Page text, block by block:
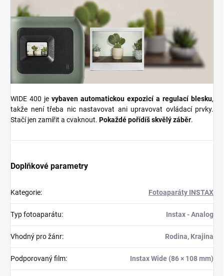
WIDE 400 je vybaven automatickou expozicí a regulací blesku,
takže není třeba nic nastavovat ani upravovat ovládací prvky.
Stačí jen zamířit a cvaknout. Pokaždé pořídíš skvělý záběr.
Doplňkové parametry
Kategorie: Fotoaparáty INSTAX
Typ fotoaparátu: Instax - Analog
Vhodný pro žánr: Rodina, Krajina
Podporovaný film: Instax Wide (86 × 108 mm)